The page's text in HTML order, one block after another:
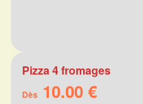
Pizza 4 fromages
Dès 10.00 €